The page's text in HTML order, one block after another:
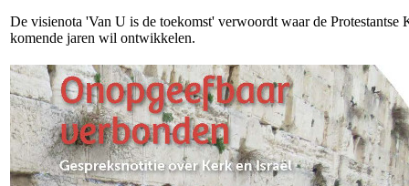
De visienota 'Van U is de toekomst' verwoordt waar de
komende jaren wil ontwikkelen.